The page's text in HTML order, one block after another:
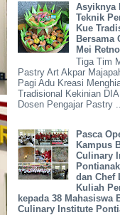
Asyiknya
Teknik
Kue
Bersama
Mei
Tiga Tim
Pastry Art Akpar
Pagi Adu Kreasi
Tradisional Kekinian
Dosen Pengajar Pastry
Pasca
Kampus
Culinary
dan Chef
Kuliah
kepada 38 Mahasiswa
Culinary Institute